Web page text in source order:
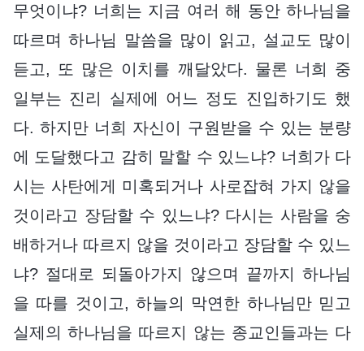
무엇이냐? 너희는 지금 여러 해 동안 하나님을
따르며 하나님 말씀을 많이 읽고, 설교도 많이
듣고, 또 많은 이치를 깨달았다. 물론 너희 중
일부는 진리 실제에 어느 정도 진입하기도 했
다. 하지만 너희 자신이 구원받을 수 있는 분량
에 도달했다고 감히 말할 수 있느냐? 너희가 다
시는 사탄에게 미혹되거나 사로잡혀 가지 않을
것이라고 장담할 수 있느냐? 다시는 사람을 숭
배하거나 따르지 않을 것이라고 장담할 수 있느
냐? 절대로 되돌아가지 않으며 끝까지 하나님
을 따를 것이고, 하늘의 막연한 하나님만 믿고
실제의 하나님을 따르지 않는 종교인들과는 다